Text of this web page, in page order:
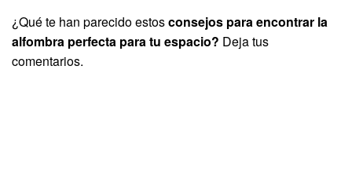
¿Qué te han parecido estosconsejos para encontrar la
alfombra perfecta para tu espacio? Deja tus
comentarios.